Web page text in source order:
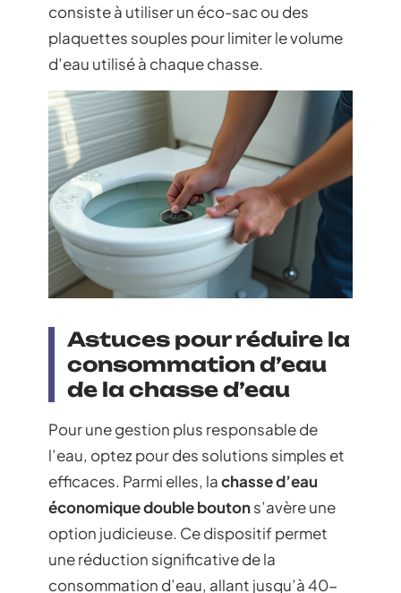
consiste à utiliser un éco-sac ou des
plaquettes souples pour limiter le volume
d’eau utilisé à chaque chasse.
Astuces pour réduire la
consommation d’eau
de la chasse d’eau
Pour une gestion plus responsable de
l’eau, optez pour des solutions simples et
efficaces. Parmi elles, lachasse d’eau
économique double boutons’avère une
option judicieuse. Ce dispositif permet
une réduction significative de la
consommation d’eau, allant jusqu’à 40-